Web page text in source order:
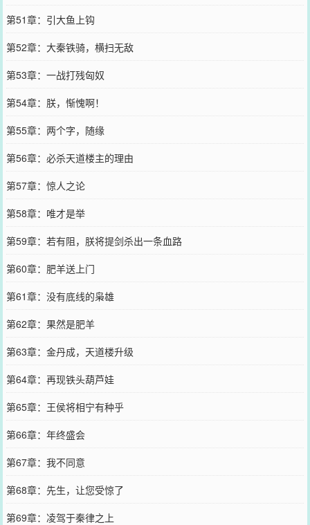
第51章：引大鱼上钩
第52章：大秦铁骑，横扫无敌
第53章：一战打残匈奴
第54章：朕，惭愧啊！
第55章：两个字，随缘
第56章：必杀天道楼主的理由
第57章：惊人之论
第58章：唯才是举
第59章：若有阻，朕将提剑杀出一条血路
第60章：肥羊送上门
第61章：没有底线的枭雄
第62章：果然是肥羊
第63章：金丹成，天道楼升级
第64章：再现铁头葫芦娃
第65章：王侯将相宁有种乎
第66章：年终盛会
第67章：我不同意
第68章：先生，让您受惊了
第69章：凌驾于秦律之上